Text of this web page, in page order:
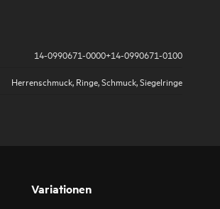
14-0990671-0000+14-0990671-0100
Herrenschmuck Ringe Schmuck Siegelringe
Variationen